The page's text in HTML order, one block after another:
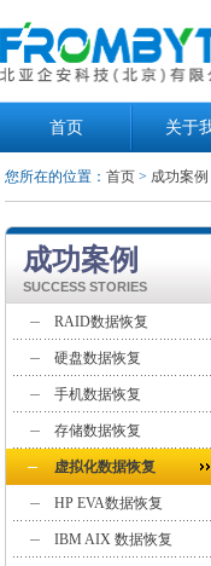
首页 关于
您所在的位置： 首页> 成功案例
成功案例
SUCCESS STORIES
RAID数据恢复
硬盘数据恢复
手机数据恢复
存储数据恢复
虚拟化数据恢复
HP EVA数据恢复
IBM AIX 数据恢复